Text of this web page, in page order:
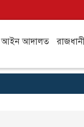
আইন আদালত